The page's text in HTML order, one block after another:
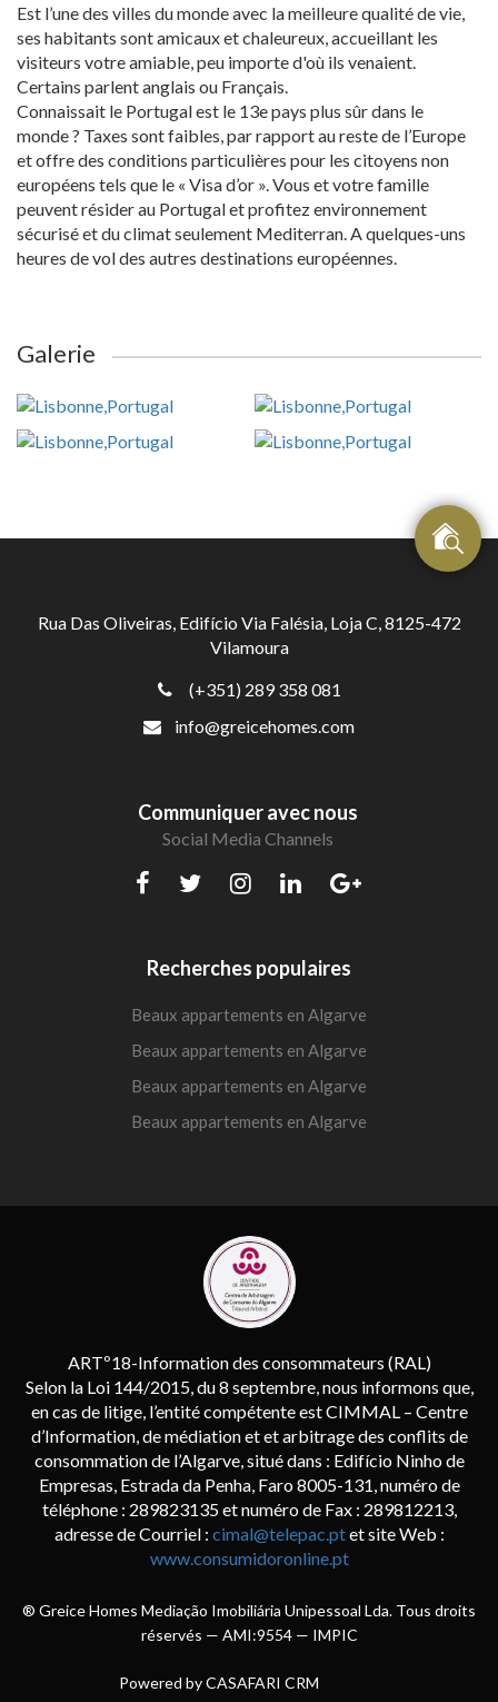
Est l’une des villes du monde avec la meilleure qualité de vie,
ses habitants sont amicaux et chaleureux, accueillant les
visiteurs votre amiable, peu importe d'où ils venaient.
Certains parlent anglais ou Français.
Connaissait le Portugal est le 13e pays plus sûr dans le
monde ? Taxes sont faibles, par rapport au reste de l’Europe
et offre des conditions particulières pour les citoyens non
européens tels que le « Visa d’or ». Vous et votre famille
peuvent résider au Portugal et profitez environnement
sécurisé et du climat seulement Mediterran. A quelques-uns
heures de vol des autres destinations européennes.
Galerie
Rua Das Oliveiras, Edifício Via Falésia, Loja C, 8125-472
Vilamoura
(+351) 289 358 081
info@greicehomes.com
Communiquer avec nous
Social Media Channels
Recherches populaires
Beaux appartements en Algarve
Beaux appartements en Algarve
Beaux appartements en Algarve
Beaux appartements en Algarve
ARTº18-Information des consommateurs (RAL)
Selon la Loi 144/2015, du 8 septembre, nous informons que,
en cas de litige, l’entité compétente est CIMMAL – Centre
d’Information, de médiation et et arbitrage des conflits de
consommation de l’Algarve, situé dans : Edifício Ninho de
Empresas, Estrada da Penha, Faro 8005-131, numéro de
téléphone : 289823135 et numéro de Fax : 289812213,
adresse de Courriel : cimal@telepac.ptet site Web :
www.consumidoronline.pt
® Greice Homes Mediação Imobiliária Unipessoal Lda. Tous droits
réservés — AMI:9554 — IMPIC
Powered byCASAFARI CRM